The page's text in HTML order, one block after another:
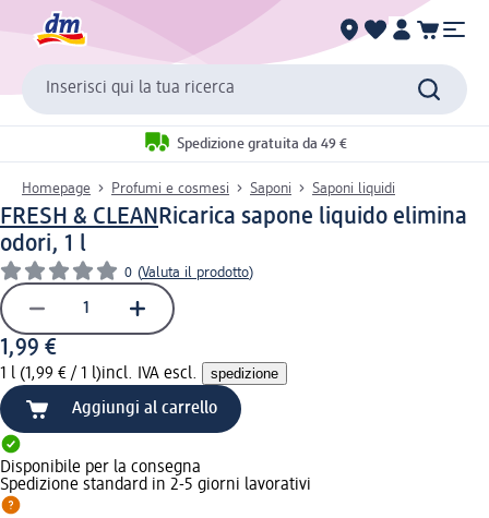
Inserisci qui la tua ricerca
Spedizione gratuita da 49 €
Homepage Profumi e cosmesi Saponi Saponi liquidi
FRESH & CLEANRicarica sapone liquido elimina
odori, 1 l
0 (Valuta il prodotto)
1,99 €
1 l (1,99 € / 1 l)incl. IVA escl. spedizione
Aggiungi al carrello
Disponibile per la consegna
Spedizione standard in 2-5 giorni lavorativi